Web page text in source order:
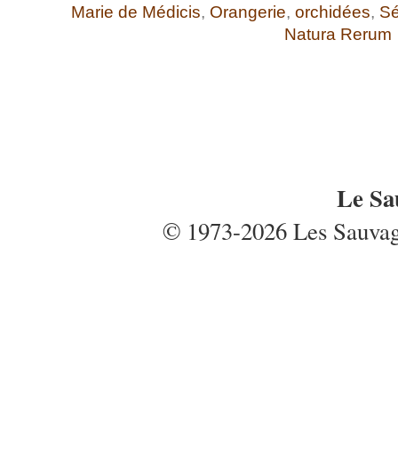
Marie de Médicis, Orangerie, orchidées,
Natura Rerum
Le
© 1973-2026 Les